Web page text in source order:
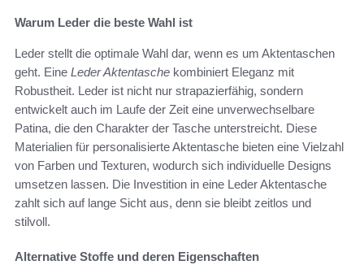
Warum Leder die beste Wahl ist
Leder stellt die optimale Wahl dar, wenn es um Aktentaschen
geht. Eine Leder Aktentasche kombiniert Eleganz mit
Robustheit. Leder ist nicht nur strapazierfähig, sondern
entwickelt auch im Laufe der Zeit eine unverwechselbare
Patina, die den Charakter der Tasche unterstreicht. Diese
Materialien für personalisierte Aktentasche bieten eine Vielzahl
von Farben und Texturen, wodurch sich individuelle Designs
umsetzen lassen. Die Investition in eine Leder Aktentasche
zahlt sich auf lange Sicht aus, denn sie bleibt zeitlos und
stilvoll.
Alternative Stoffe und deren Eigenschaften